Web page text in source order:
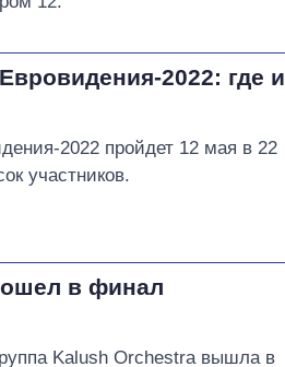
2022: где и
2022 пройдет 12 мая в 22
участников.
в финал
Kalush Orchestra вышла в